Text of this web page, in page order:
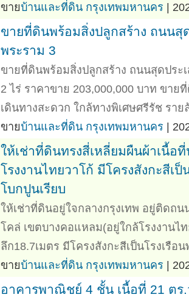
ขายบ้านและที่ดิน กรุงเทพมหานคร |
ขายที่ดินพร้อมสิ่งปลูกสร้าง ถนนสุ
พระราม 3
ขายที่ดินพร้อมสิ่งปลูกสร้าง ถนนสุดประเ
2 ไร่ ราคาขาย 203,000,000 บาท ขา
เดินทางสะดวก ใกล้ทางพิเศษศรีรัช ราย
ขายบ้านและที่ดิน กรุงเทพมหานคร |
ให้เช่าที่ดินทรงสี่เหลี่ยมผืนผ้าเนื้อ
โรงงานไทยวาโก้ มีโครงสังกะสีเ
โบกปูนเรียบ
ให้เช่าที่ดินอยู่ใจกลางกรุงเทพ อยู่ติดถ
โคล่ เขตบางคอแหลม(อยู่ใกล้โรงงานไ
ลึก18.7เมตร มีโครงสังกะสีเป็นโรงเรื
ขายบ้านและที่ดิน กรุงเทพมหานคร |
อาคารพาณิชย์ 4 ชั้น เนื้อที่ 21 ต